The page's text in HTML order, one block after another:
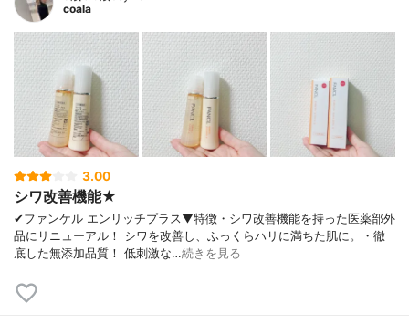
coala
3.00
シワ改善機能★
✔︎ファンケル エンリッチプラス▼特徴・シワ改善機能を持った医薬部外
品にリニューアル！ シワを改善し、ふっくらハリに満ちた肌に。・徹
底した無添加品質！ 低刺激な…続きを見る